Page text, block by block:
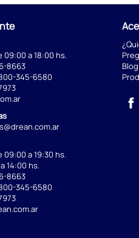
09:00 a 18:00 hs.
8663
345-6580
09:00 a 19:30 hs.
14:00 hs.
8663
345-6580